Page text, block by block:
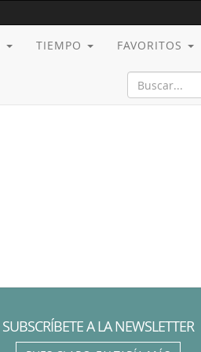
TIEMPO FAVORITOS
SUBSCRÍBETE A LA NEWSLETTER